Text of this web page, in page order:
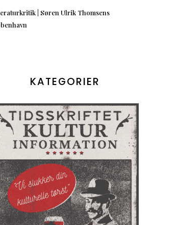
| Søren Ulrik Thomsens
KATEGORIER